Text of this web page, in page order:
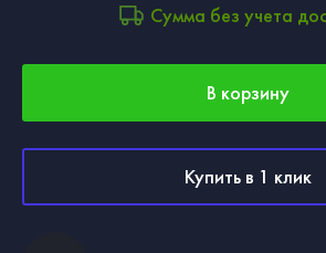
Сумма без учета
В корзину
Купить в 1 клик